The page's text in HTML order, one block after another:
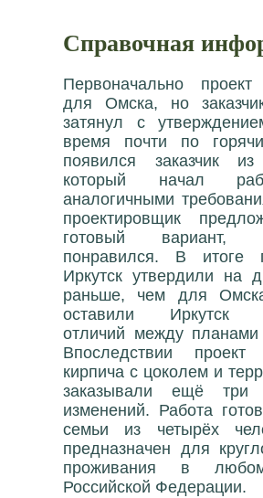
Справочная
Первоначально проект
для Омска, но
затянул с
время почти по
появился заказчик из
который начал
аналогичными
проектировщик
готовый
понравился. В итоге
Иркутск утвердили на
раньше, чем для
оставили Иркутск
отличий между планами
Впоследствии
кирпича с цоколем и
заказывали ещё три
изменений. Работа
семьи из четырёх
предназначен для
проживания в
Российской Федерации.